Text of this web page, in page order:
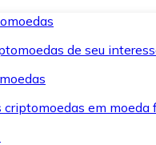
de seu
criptomoedas em moeda